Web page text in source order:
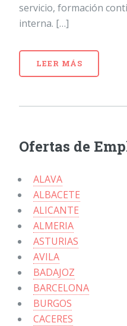
servicio, formación
interna. […]
LEER MÁS
Ofertas de
ALAVA
ALBACETE
ALICANTE
ALMERIA
ASTURIAS
AVILA
BADAJOZ
BARCELONA
BURGOS
CACERES